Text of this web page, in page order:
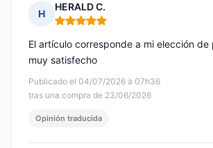
H
HERALD C.
Nota: 5 de 5
Publicado el 04/07/2026 à 07h36
tras una compra de 23/06/2026
El artículo corresponde a mi elección de
muy satisfecho
Opinión traducida